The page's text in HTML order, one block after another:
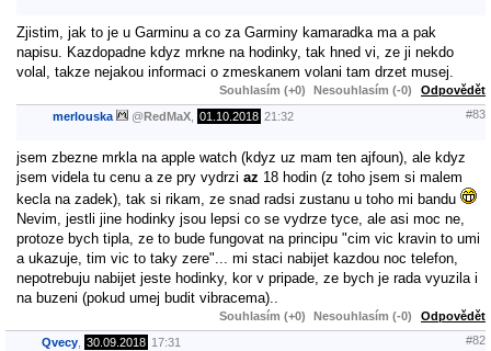
Zjistim, jak to je u Garminu a co za Garminy kamaradka ma a pak
napisu. Kazdopadne kdyz mrkne na hodinky, tak hned vi, ze ji nekdo
volal, takze nejakou informaci o zmeskanem volani tam drzet musej.
Souhlasím (+0) Nesouhlasím (-0) Odpovědět
merlouska @ RedMaX 01.10.2018 21:32 #83
jsem zbezne mrkla na apple watch (kdyz uz mam ten ajfoun), ale kdyz
jsem videla tu cenu a ze pry vydrzi az 18 hodin (z toho jsem si malem
kecla na zadek), tak si rikam, ze snad radsi zustanu u toho mi bandu
Nevim, jestli jine hodinky jsou lepsi co se vydrze tyce, ale asi moc ne,
protoze bych tipla, ze to bude fungovat na principu "cim vic kravin to umi
a ukazuje, tim vic to taky zere"... mi staci nabijet kazdou noc telefon,
nepotrebuju nabijet jeste hodinky, kor v pripade, ze bych je rada vyuzila i
na buzeni (pokud umej budit vibracema)..
Souhlasím (+0) Nesouhlasím (-0) Odpovědět
Qvecy 30.09.2018 17:31 #82